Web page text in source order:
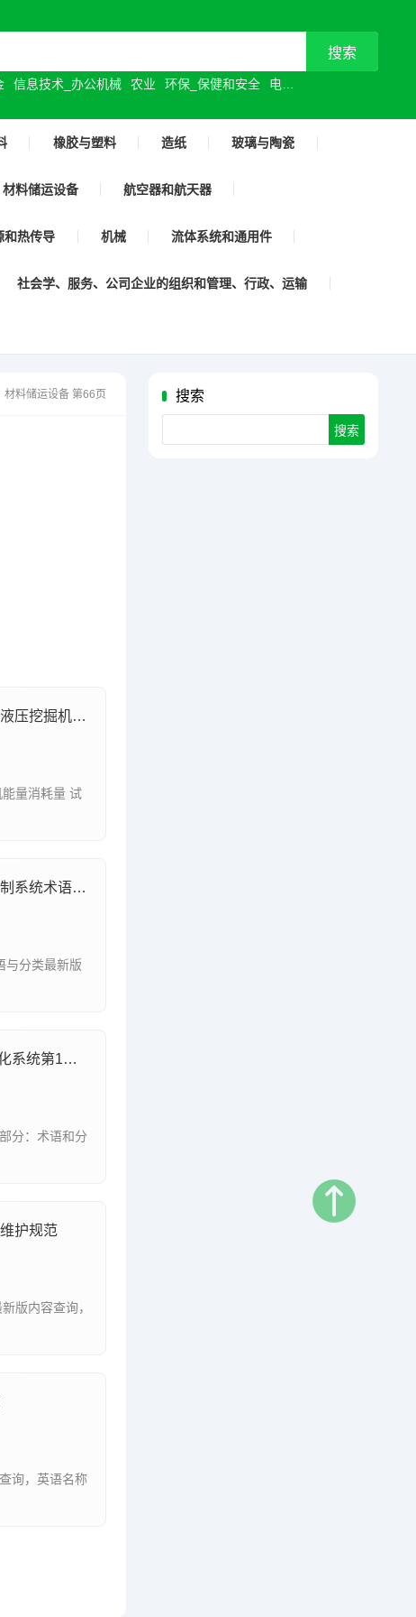
信息技术_办公机械 农业 环保_保健和安全 电气工程
橡胶与塑料 造纸 玻璃与陶瓷
材料储运设备 航空器和航天器
和热传导 机械 流体系统和通用件
社会学、服务、公司企业的组织和管理、行政、运输
搜索
材料储运设备 第66页
GB/T44255-2024土方机械纯电动液压挖掘机能量消耗量试验方法
GB/T44516-2024工业车辆电气控制系统术语与分类
GB/T45163.1-2024起重机械智能化系统第1部分：术语和分级
护规范
询，英语名称